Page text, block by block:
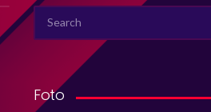
SEARCH
FOR:
Foto